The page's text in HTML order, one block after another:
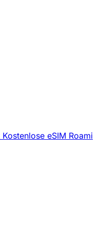
Kostenlose eSIM Roami